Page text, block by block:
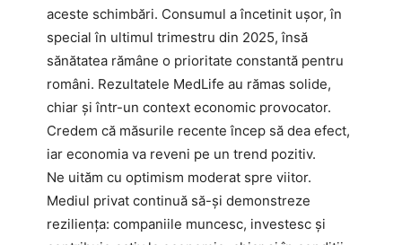
aceste schimbări. Consumul a încetinit ușor, în
special în ultimul trimestru din 2025, însă
sănătatea rămâne o prioritate constantă pentru
români. Rezultatele MedLife au rămas solide,
chiar și într-un context economic provocator.
Credem că măsurile recente încep să dea efect,
iar economia va reveni pe un trend pozitiv.
Ne uităm cu optimism moderat spre viitor.
Mediul privat continuă să-și demonstreze
reziliența: companiile muncesc, investesc și